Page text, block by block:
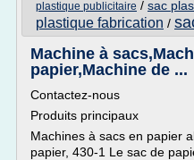
plastique publicitaire / sac
plastique fabrication /
Machine à
papier,Machine de ...
Contactez-nous
Produits principaux
Machines à sacs en papier
papier, 430-1 Le sac de